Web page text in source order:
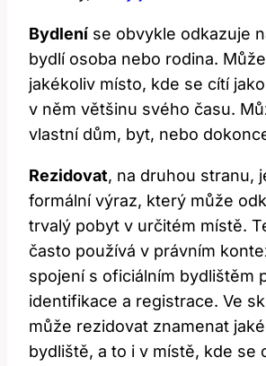
Bydlení se obvykle odkazuje
bydlí osoba nebo rodina.
jakékoliv místo, kde se cítí
v něm většinu svého času.
vlastní dům, byt, nebo
Rezidovat, na druhou stranu,
formální výraz, který může
trvalý pobyt v určitém místě.
často používá v právním
spojení s oficiálním bydlištěm
identifikace a registrace. Ve
může rezidovat znamenat
bydliště, a to i v místě, kde se